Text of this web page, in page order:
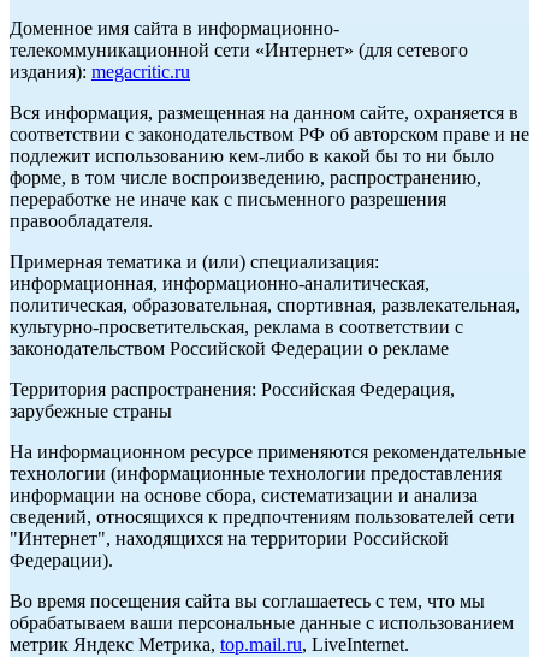
Доменное имя сайта в информационно-
телекоммуникационной сети «Интернет» (для сетевого
издания): megacritic.ru
Вся информация, размещенная на данном сайте, охраняется в
соответствии с законодательством РФ об авторском праве и не
подлежит использованию кем-либо в какой бы то ни было
форме, в том числе воспроизведению, распространению,
переработке не иначе как с письменного разрешения
правообладателя.
Примерная тематика и (или) специализация:
информационная, информационно-аналитическая,
политическая, образовательная, спортивная, развлекательная,
культурно-просветительская, реклама в соответствии с
законодательством Российской Федерации о рекламе
Территория распространения: Российская Федерация,
зарубежные страны
На информационном ресурсе применяются рекомендательные
технологии (информационные технологии предоставления
информации на основе сбора, систематизации и анализа
сведений, относящихся к предпочтениям пользователей сети
"Интернет", находящихся на территории Российской
Федерации).
Во время посещения сайта вы соглашаетесь с тем, что мы
обрабатываем ваши персональные данные с использованием
метрик Яндекс Метрика, top.mail.ru, LiveInternet.